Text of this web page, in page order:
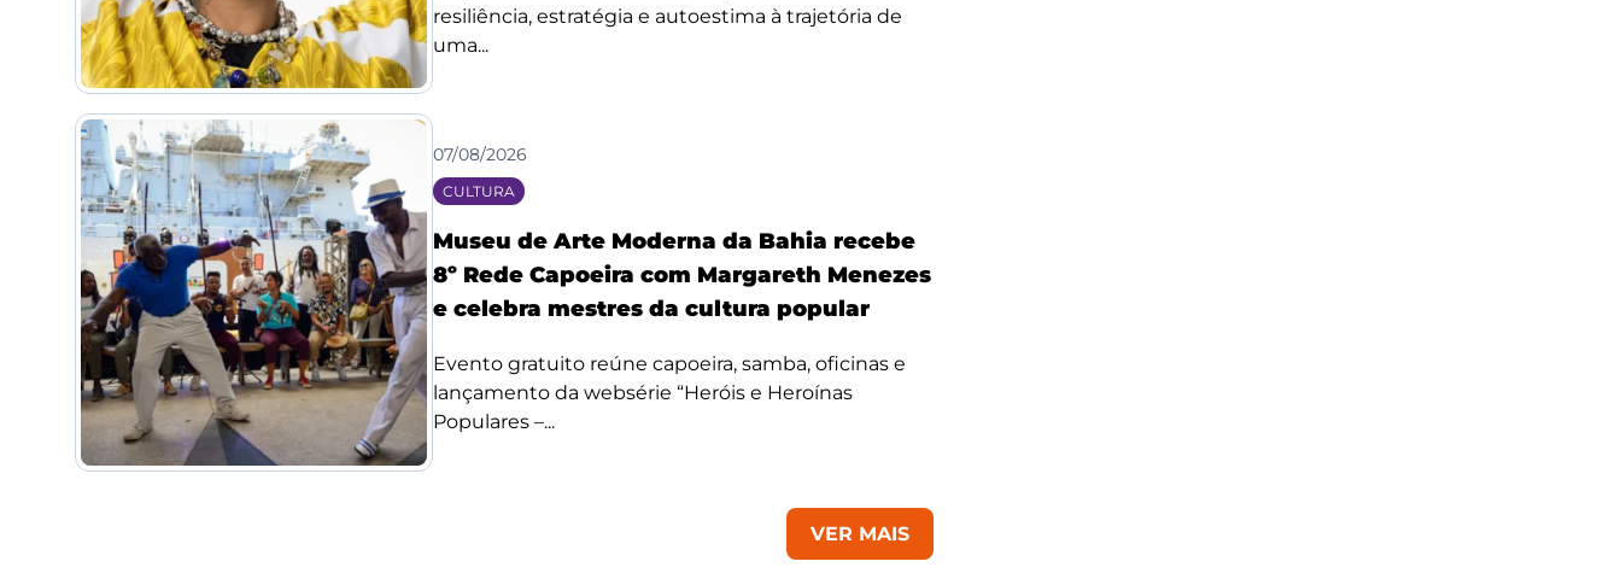
resiliência, estratégia e autoestima à trajetória de
uma...
07/08/2026
CULTURA
Museu de Arte Moderna da Bahia recebe
8º Rede Capoeira com Margareth Menezes
e celebra mestres da cultura popular
Evento gratuito reúne capoeira, samba, oficinas e
lançamento da websérie “Heróis e Heroínas
Populares –...
VER MAIS